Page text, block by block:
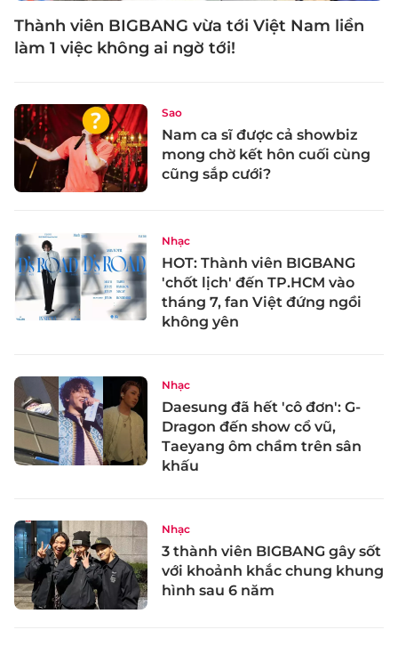
Thành viên BIGBANG vừa tới Việt Nam liền
làm 1 việc không ai ngờ tới!
Sao
Nam ca sĩ được cả showbiz
mong chờ kết hôn cuối cùng
cũng sắp cưới?
Nhạc
HOT: Thành viên BIGBANG
'chốt lịch' đến TP.HCM vào
tháng 7, fan Việt đứng ngồi
không yên
Nhạc
Daesung đã hết 'cô đơn': G-
Dragon đến show cổ vũ,
Taeyang ôm chầm trên sân
khấu
Nhạc
3 thành viên BIGBANG gây sốt
với khoảnh khắc chung khung
hình sau 6 năm